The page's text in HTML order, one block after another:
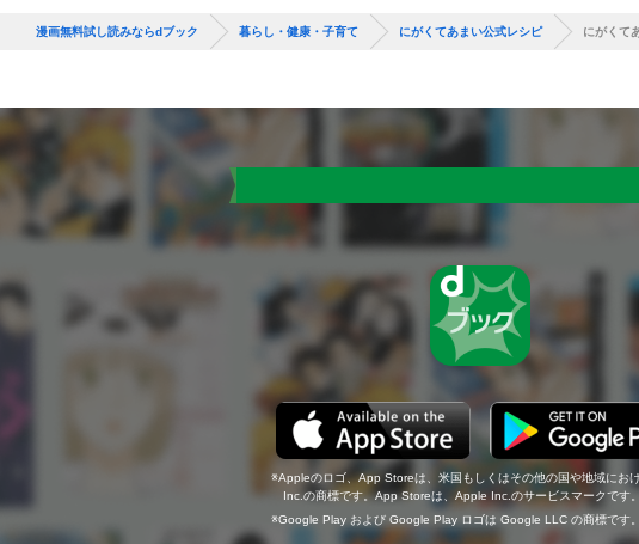
漫画無料試し読みならdブック 暮らし・健康・子育て にがくてあまい公式レシピ にがくて
Appleのロゴ、App Storeは、米国もしくはその他の国や地域にお
Inc.の商標です。App Storeは、Apple Inc.のサービスマークです。
Google Play および Google Play ロゴは Google LLC の商標です。